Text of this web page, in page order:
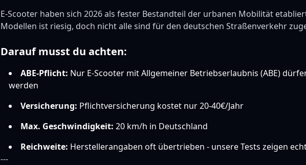
E-Scooter haben sich 2026 als fester Bestandteil der urbanen Mobilität
Modellen ist riesig, doch nicht alle sind für den deutschen Straßenverkehr
Darauf musst du achten:
ABE-Pflicht: Nur E-Scooter mit Allgemeiner Betriebserlaubnis (ABE)
werden
Versicherung: Pflichtversicherung kostet nur 20-40€/Jahr
Max. Geschwindigkeit: 20 km/h in Deutschland
Reichweite: Herstellerangaben oft übertrieben - unsere Tests zeigen
---